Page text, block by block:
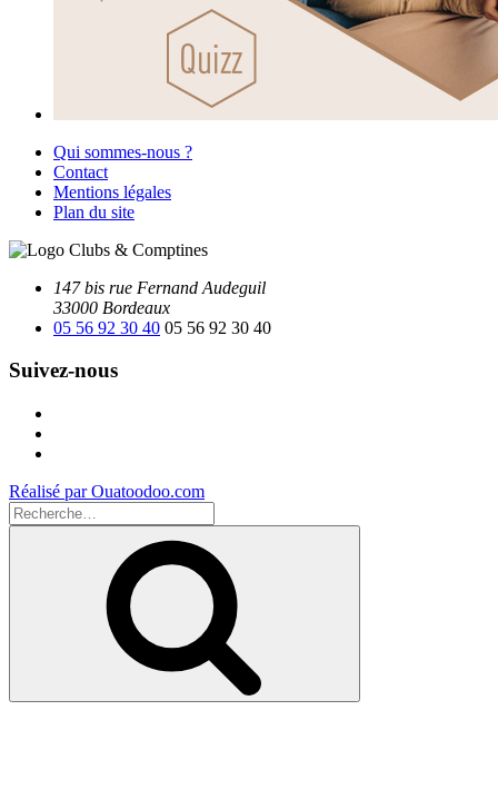
Qui sommes-nous ?
Contact
Mentions légales
Plan du site
147 bis rue Fernand Audeguil
33000 Bordeaux
05 56 92 30 40 05 56 92 30 40
Suivez-nous
Réalisé par Ouatoodoo.com
Recherche
pour